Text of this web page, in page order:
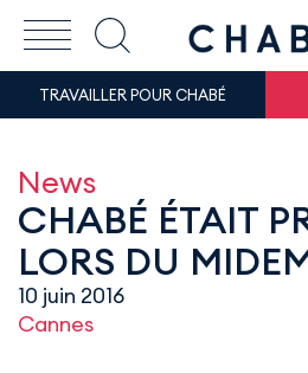
TRAVAILLER POUR CHABÉ
News
CHABÉ ÉTAIT
LORS DU
10 juin 2016
Cannes